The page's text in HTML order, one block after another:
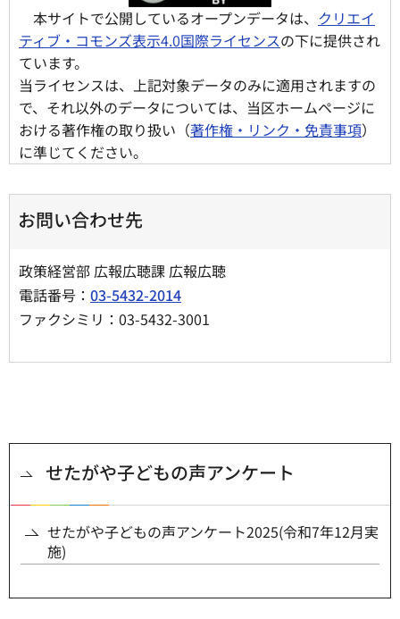
本サイトで公開しているオープンデータは、 クリエイ
ティブ・コモンズ表示4.0国際ライセンスの下に提供され
ています。
当ライセンスは、上記対象データのみに適用されますの
で、それ以外のデータについては、当区ホームページに
おける著作権の取り扱い（著作権・リンク・免責事項）
に準じてください。
お問い合わせ先
政策経営部 広報広聴課 広報広聴
電話番号： 03-5432-2014
ファクシミリ：03-5432-3001
せたがや子どもの声アンケート
せたがや子どもの声アンケート2025(令和7年12月実
施)